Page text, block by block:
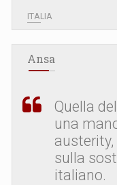
ITALIA
Ansa
Quella
una
sulla
italiano.